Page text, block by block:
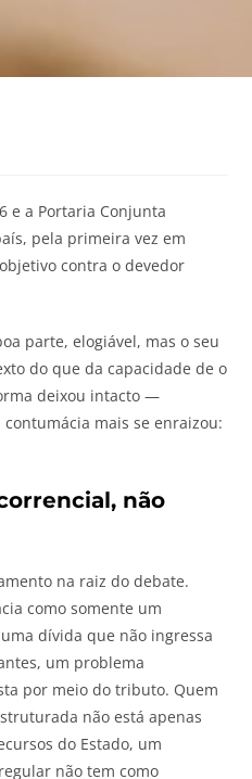
e a Portaria Conjunta
pela primeira vez em
contra o devedor
parte, elogiável, mas o seu
do que da capacidade de o
deixou intacto —
mais se enraizou:
não
na raiz do debate.
como somente um
dívida que não ingressa
um problema
por meio do tributo. Quem
não está apenas
do Estado, um
não tem como